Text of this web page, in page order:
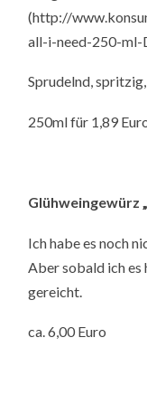
(http://
all-i-need-250-ml-
Sprudelnd,
250ml für 1,89
Glühweingewürz
Ich habe es noch
Aber sobald ich es
gereicht.
ca. 6,00 Euro